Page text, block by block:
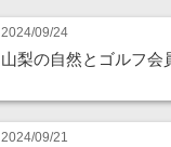
2024/09/24
山梨の自然とゴルフ会
2024/09/21